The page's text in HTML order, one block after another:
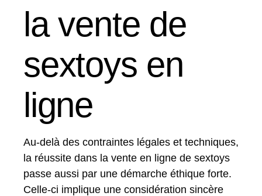
la vente de
sextoys en
ligne
Au-delà des contraintes légales et techniques,
la réussite dans la vente en ligne de sextoys
passe aussi par une démarche éthique forte.
Celle-ci implique une considération sincère